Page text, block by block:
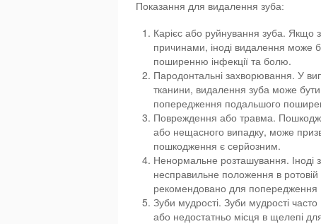
Показання для видалення зуба:
Карієс або руйнування зуба. Якщо
причинами, іноді видалення може
поширенню інфекції та болю.
Пародонтальні захворювання. У
тканини, видалення зуба може бути
попередження подальшого
Повреждення або травма.
або нещасного випадку, може
пошкодження є серйозним.
Ненормальне розташування. Іноді
несправильне положення в
рекомендовано для
Зуби мудрості. Зуби мудрості
або недостатньо місця в щелепі